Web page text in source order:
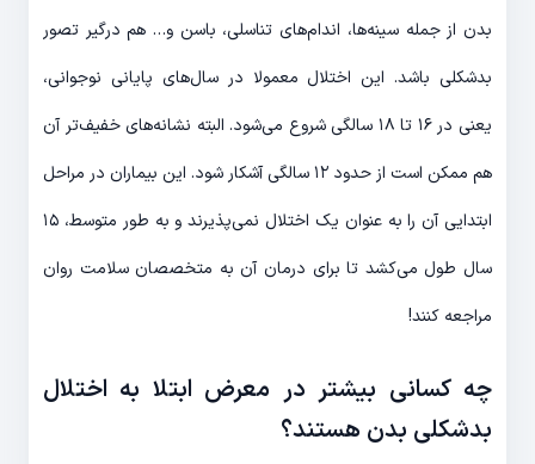
بدن از جمله سینه‌ها، اندام‌های تناسلی، باسن و… هم درگیر تصور
بدشکلی باشد. این اختلال معمولا در سال‌های پایانی نوجوانی،
یعنی در ۱۶ تا ۱۸ سالگی شروع می‌شود. البته نشانه‌های خفیف‌تر آن
هم ممکن است از حدود ۱۲ سالگی آشکار شود. این بیماران در مراحل
ابتدایی آن را به عنوان یک اختلال نمی‌پذیرند و به طور متوسط، ۱۵
سال طول می‌کشد تا برای درمان آن به متخصصان سلامت روان
مراجعه کنند!
چه کسانی بیشتر در معرض ابتلا به اختلال
بدشکلی بدن هستند؟